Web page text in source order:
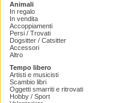
Animali
In regalo
In vendita
Accoppiamenti
Persi / Trovati
Dogsitter / Catsitter
Accessori
Altro
Tempo libero
Artisti e musicisti
Scambio libri
Oggetti smarriti e ritrovati
Hobby / Sport